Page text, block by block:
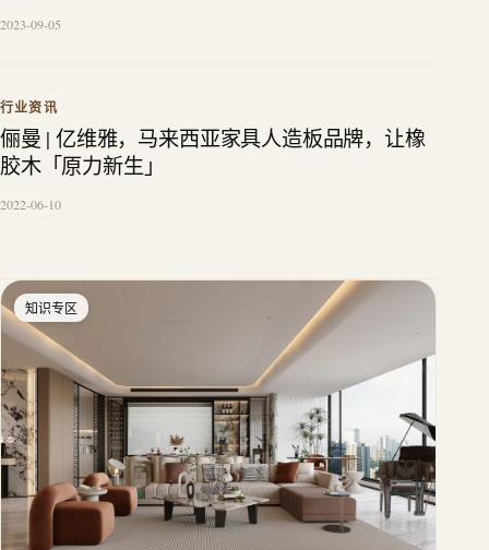
2023-09-05
行业资讯
俪曼 | 亿维雅，马来西亚家具人造板品牌，让橡
胶木「原力新生」
2022-06-10
知识专区